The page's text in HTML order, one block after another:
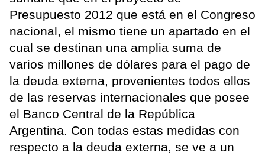
Presupuesto 2012 que está en el Congreso
nacional, el mismo tiene un apartado en el
cual se destinan una amplia suma de
varios millones de dólares para el pago de
la deuda externa, provenientes todos ellos
de las reservas internacionales que posee
el Banco Central de la República
Argentina. Con todas estas medidas con
respecto a la deuda externa, se ve a un